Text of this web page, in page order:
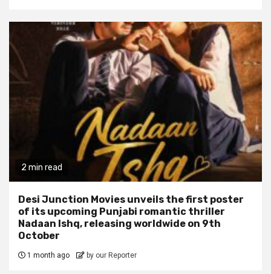
2 min read
Desi Junction Movies unveils the first poster
of its upcoming Punjabi romantic thriller
Nadaan Ishq, releasing worldwide on 9th
October
1 month ago by our Reporter